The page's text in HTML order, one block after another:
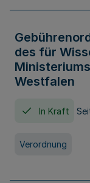
des für
Westfalen
In Kraft
Verordnung